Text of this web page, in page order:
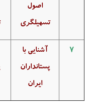
اصول
تسهیلگری
7
آشنایی با
پستانداران
ایران